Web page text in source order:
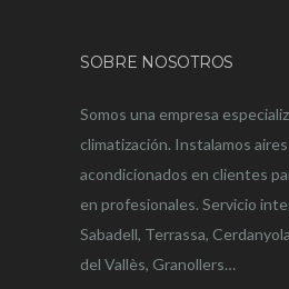
SOBRE NOSOTROS
Somos una empresa
climatización. Instalamos aires
acondicionados en clientes
en profesionales. Servicio
Sabadell, Terrassa,
del Vallès, Granollers…